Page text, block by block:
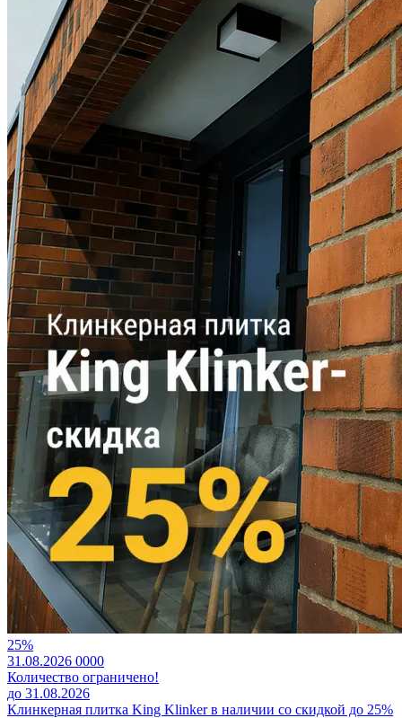
25%
31.08.2026 0000
Количество ограничено!
до 31.08.2026
Клинкерная плитка King Klinker в наличии со скидкой до 25%